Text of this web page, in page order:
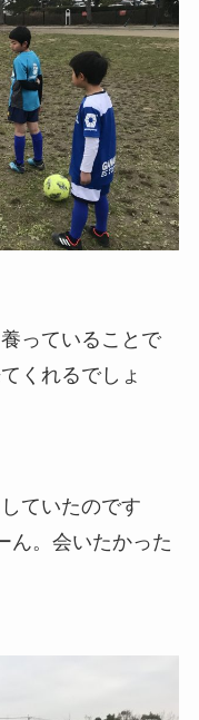
っていることで
くれるでしょ
ていたのです
ん。会いたかった